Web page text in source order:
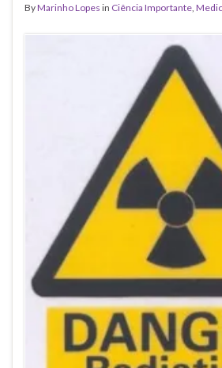
ByMarinho Lopes in Ciência Importante